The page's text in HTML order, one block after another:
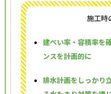
施工時
建ぺい率・容積率を
ンスを計画的に
排水計画をしっかり